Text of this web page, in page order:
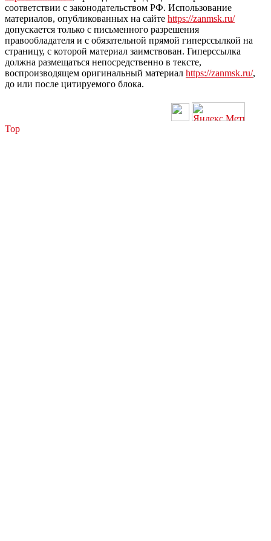
соответствии с законодательством РФ. Использование
материалов, опубликованных на сайте https://zanmsk.ru/
допускается только с письменного разрешения
правообладателя и с обязательной прямой гиперссылкой на
страницу, с которой материал заимствован. Гиперссылка
должна размещаться непосредственно в тексте,
воспроизводящем оригинальный материал https://zanmsk.ru/,
до или после цитируемого блока.
Top